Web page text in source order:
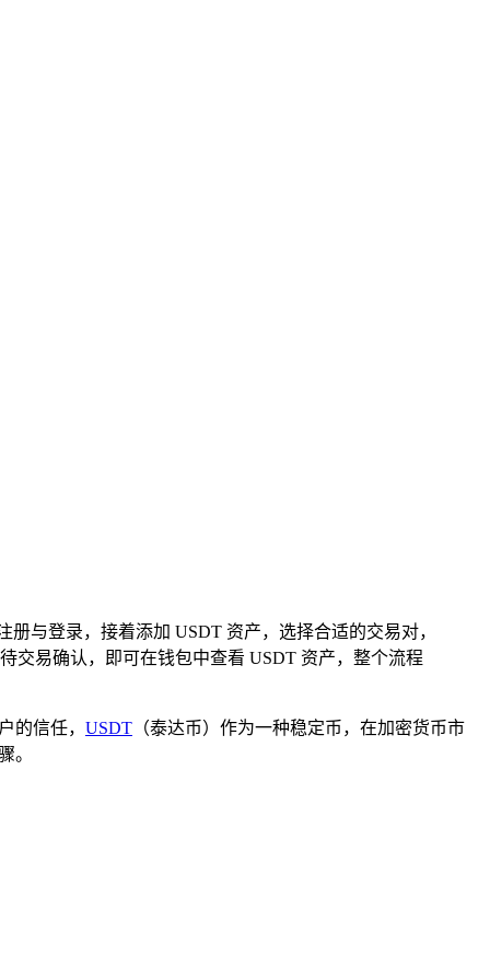
册与登录，接着添加 USDT 资产，选择合适的交易对，
交易确认，即可在钱包中查看 USDT 资产，整个流程
的信任， USDT （泰达币）作为一种稳定币，在加密货币市
。